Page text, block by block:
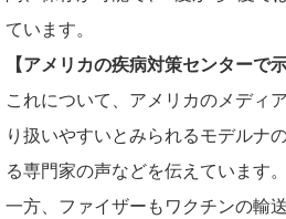
ています。
【アメリカの疾病対策センターで
これについて、アメリカのメディ
り扱いやすいとみられるモデルナ
る専門家の声などを伝えています。
一方、ファイザーもワクチンの輸